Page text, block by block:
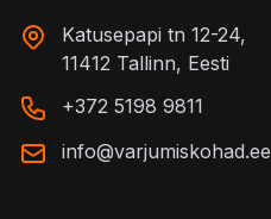
Katusepapi tn 12-24,
11412 Tallinn, Eesti
+372 5198 9811
info@varjumiskohad.ee